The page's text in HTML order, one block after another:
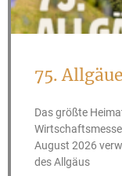
75.
Das größte
August 2026
des Allgäus